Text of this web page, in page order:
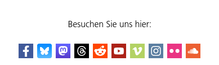
Besuchen Sie uns hier: